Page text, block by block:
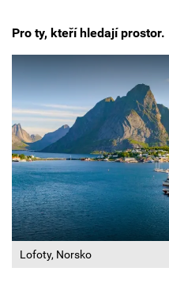
Pro ty, kteří hledají prostor.
Lofoty, Norsko